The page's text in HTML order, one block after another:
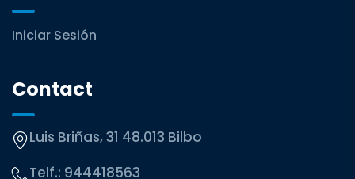
Iniciar Sesión
Contact
Luis Briñas, 31 48.013 Bilbo
Telf.: 944418563